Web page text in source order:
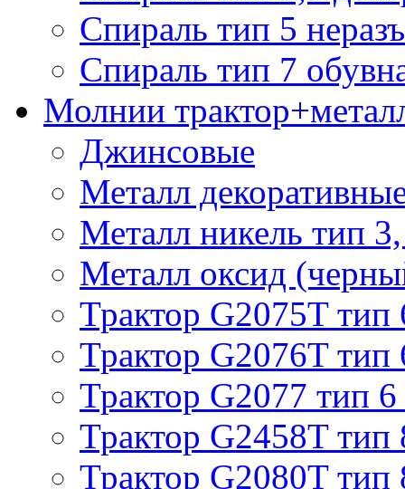
Спираль тип 5
Спираль тип 7
Молнии
Джинсовые
Металл
Металл никель тип
Металл оксид
Трактор G2075T тип
Трактор G2076T тип
Трактор G2077 тип 6
Трактор G2458T тип
Трактор G2080T тип